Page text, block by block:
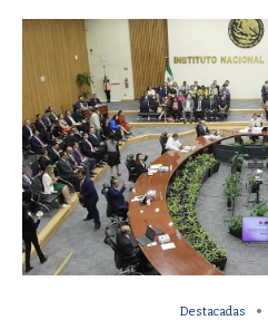
Destacadas